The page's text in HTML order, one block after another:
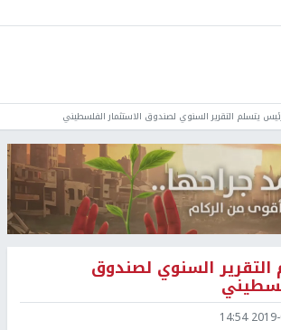
يتسلم التقرير السنوي لصندوق الاستثمار الفلسطيني
السنوي لصندوق
2019-